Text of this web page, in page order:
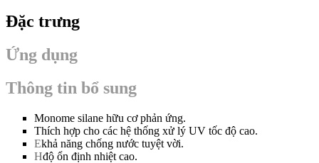
Đặc trưng
Ứng dụng
Thông tin bổ sung
Monome silane hữu cơ phản ứng.
Thích hợp cho các hệ thống xử lý UV tốc độ cao.
Ekhả năng chống nước tuyệt vời.
Hđộ ổn định nhiệt cao.